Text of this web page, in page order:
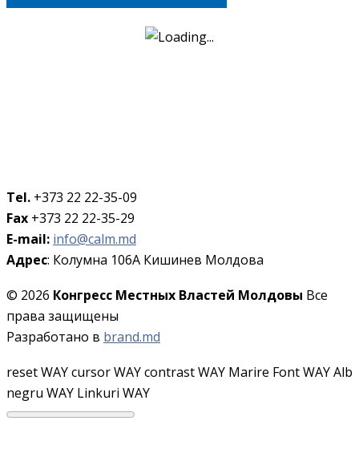
Tel. +373 22 22-35-09
Fax +373 22 22-35-29
E-mail: info@calm.md
Адрес: Колумна 106A Кишинев Молдова
© 2026 Конгресс Местных Властей Молдовы Все
права защищены
Разработано в brand.md
reset WAYcursor WAYcontrast WAY Marire Font WAYAlb
negru WAY Linkuri WAY